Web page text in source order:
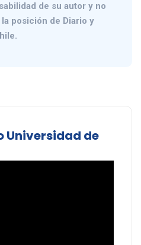
de su autor y no
posición de Diario y
Universidad de